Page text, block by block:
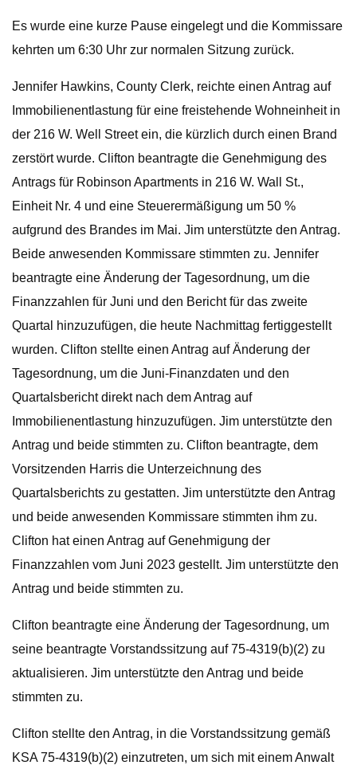
Es wurde eine kurze Pause eingelegt und die Kommissare
kehrten um 6:30 Uhr zur normalen Sitzung zurück.
Jennifer Hawkins, County Clerk, reichte einen Antrag auf
Immobilienentlastung für eine freistehende Wohneinheit in
der 216 W. Well Street ein, die kürzlich durch einen Brand
zerstört wurde. Clifton beantragte die Genehmigung des
Antrags für Robinson Apartments in 216 W. Wall St.,
Einheit Nr. 4 und eine Steuerermäßigung um 50 %
aufgrund des Brandes im Mai. Jim unterstützte den Antrag.
Beide anwesenden Kommissare stimmten zu. Jennifer
beantragte eine Änderung der Tagesordnung, um die
Finanzzahlen für Juni und den Bericht für das zweite
Quartal hinzuzufügen, die heute Nachmittag fertiggestellt
wurden. Clifton stellte einen Antrag auf Änderung der
Tagesordnung, um die Juni-Finanzdaten und den
Quartalsbericht direkt nach dem Antrag auf
Immobilienentlastung hinzuzufügen. Jim unterstützte den
Antrag und beide stimmten zu. Clifton beantragte, dem
Vorsitzenden Harris die Unterzeichnung des
Quartalsberichts zu gestatten. Jim unterstützte den Antrag
und beide anwesenden Kommissare stimmten ihm zu.
Clifton hat einen Antrag auf Genehmigung der
Finanzzahlen vom Juni 2023 gestellt. Jim unterstützte den
Antrag und beide stimmten zu.
Clifton beantragte eine Änderung der Tagesordnung, um
seine beantragte Vorstandssitzung auf 75-4319(b)(2) zu
aktualisieren. Jim unterstützte den Antrag und beide
stimmten zu.
Clifton stellte den Antrag, in die Vorstandssitzung gemäß
KSA 75-4319(b)(2) einzutreten, um sich mit einem Anwalt